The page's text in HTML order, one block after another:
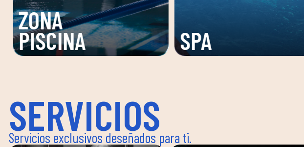
SPA
ZONA
DE CARDIO
SERVICIOS
Servicios exclusivos deseñados para ti.